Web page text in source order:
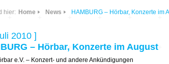
hier: Home News HAMBURG – Hörbar, Konzerte im
2010 ]
– Hörbar, Konzerte im August
e.V. – Konzert- und andere Ankündigungen